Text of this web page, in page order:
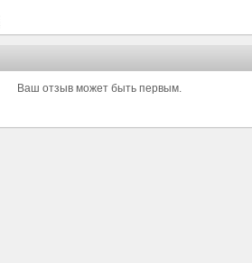
Ваш отзыв может быть первым.